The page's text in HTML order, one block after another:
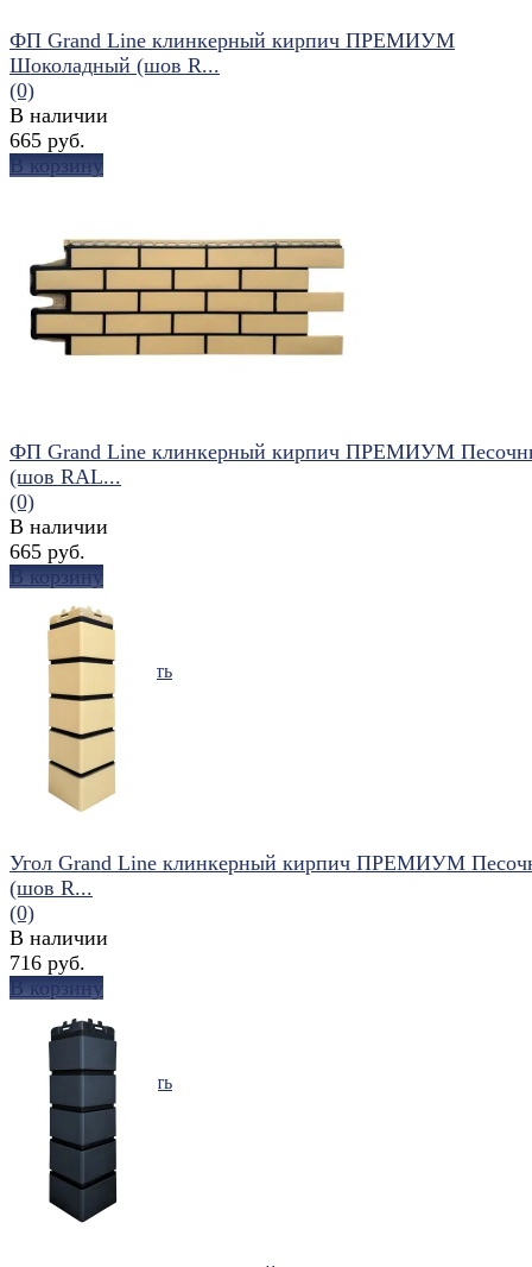
избранное
ФП Grand Line клинкерный кирпич ПРЕМИУМ
Шоколадный (шов R...
(0)
В наличии
665 руб.
В корзину
избранное сравнить
ФП Grand Line клинкерный кирпич ПРЕМИУМ
(шов RAL...
(0)
В наличии
665 руб.
В корзину
избранное сравнить
Угол Grand Line клинкерный кирпич ПРЕМИУМ
(шов R...
(0)
В наличии
716 руб.
В корзину